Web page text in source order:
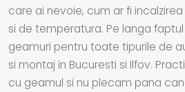
care ai nevoie, cum ar fi
si de temperatura. Pe langa
geamuri pentru toate tipurile de
si montaj in Bucuresti si Ilfov.
cu geamul si nu plecam pana